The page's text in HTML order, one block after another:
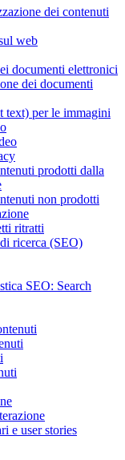
dei contenuti
web
documenti elettronici
dei documenti
text) per le immagini
prodotti dalla
non prodotti
ritratti
ricerca (SEO)
SEO: Search
e user stories